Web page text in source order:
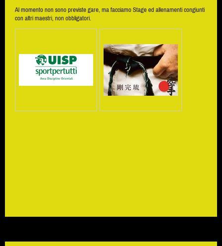
Al momento non sono previste gare, ma facciamo Stage ed allenamenti congiunti
con altri maestri, non obbligatori.